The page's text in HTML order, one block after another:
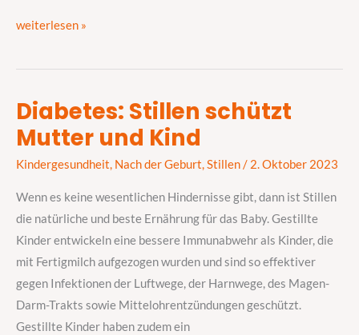
weiterlesen »
Diabetes: Stillen schützt
Mutter und Kind
Kindergesundheit, Nach der Geburt,Stillen/ 2. Oktober 2023
Wenn es keine wesentlichen Hindernisse gibt, dann ist Stillen
die natürliche und beste Ernährung für das Baby. Gestillte
Kinder entwickeln eine bessere Immunabwehr als Kinder, die
mit Fertigmilch aufgezogen wurden und sind so effektiver
gegen Infektionen der Luftwege, der Harnwege, des Magen-
Darm-Trakts sowie Mittelohrentzündungen geschützt.
Gestillte Kinder haben zudem ein
Diabetes:
Stillen
Mutter
und
Kind